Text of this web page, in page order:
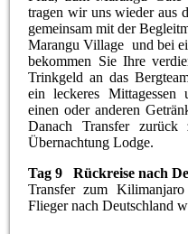
tragen wir uns wieder aus
gemeinsam mit der
Marangu Village und bei
bekommen Sie Ihre
Trinkgeld an das
ein leckeres
einen oder anderen
Danach Transfer
Übernachtung Lodge.
Tag 9 Rückreise nach
Transfer zum
Flieger nach Deutschland